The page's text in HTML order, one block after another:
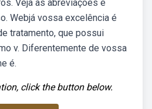
Veja as abreviações e
Webjá vossa excelência é
tratamento, que possui
v. Diferentemente de vossa
é.
click the button below.